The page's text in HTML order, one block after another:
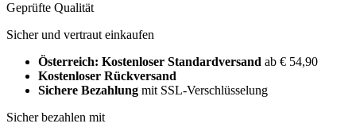
Geprüfte Qualität
Sicher und vertraut einkaufen
Österreich: Kostenloser Standardversand ab € 54,90
Kostenloser Rückversand
Sichere Bezahlung mit SSL-Verschlüsselung
Sicher bezahlen mit